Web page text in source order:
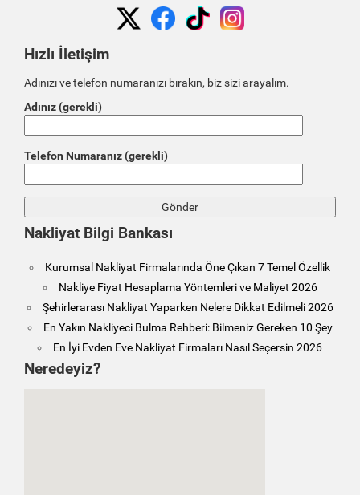
Hızlı İletişim
Adınızı ve telefon numaranızı bırakın, biz sizi arayalım.
Adınız (gerekli)
Telefon Numaranız (gerekli)
Nakliyat Bilgi Bankası
Kurumsal Nakliyat Firmalarında Öne Çıkan 7 Temel Özellik
Nakliye Fiyat Hesaplama Yöntemleri ve Maliyet 2026
Şehirlerarası Nakliyat Yaparken Nelere Dikkat Edilmeli 2026
En Yakın Nakliyeci Bulma Rehberi: Bilmeniz Gereken 10 Şey
En İyi Evden Eve Nakliyat Firmaları Nasıl Seçersin 2026
Neredeyiz?